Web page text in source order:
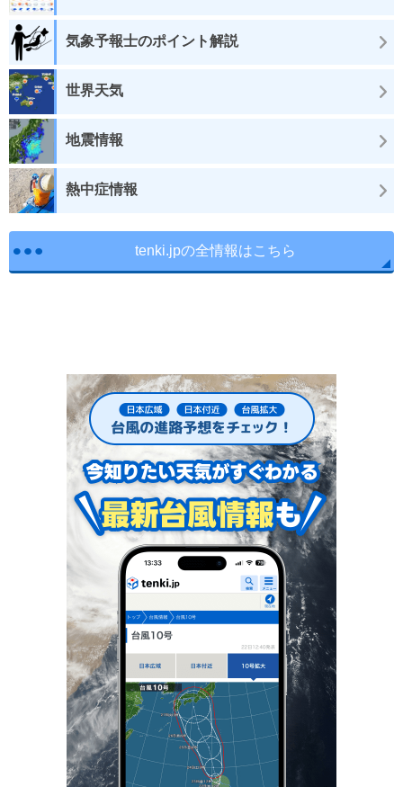
気象予報士のポイント解説
世界天気
地震情報
熱中症情報
tenki.jpの全情報はこちら